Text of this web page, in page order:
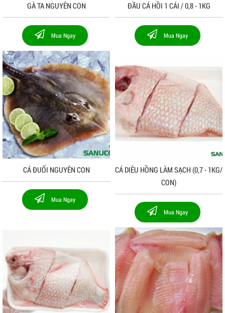
GÀ TA NGUYÊN CON
Mua Ngay
ĐẦU CÁ HỒI 1 CÁI / 0,8 - 1KG
Mua Ngay
CÁ ĐUỐI NGUYÊN CON
Mua Ngay
CÁ DIÊU HỒNG LÀM SẠCH (0,7 - 1KG/
CON)
Mua Ngay